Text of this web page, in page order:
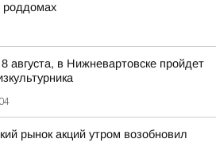
роддомах
августа, в Нижневартовске пройдет
рынок акций утром возобновил